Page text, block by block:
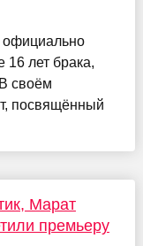
официально
16 лет брака,
своём
посвящённый
Марат
премьеру